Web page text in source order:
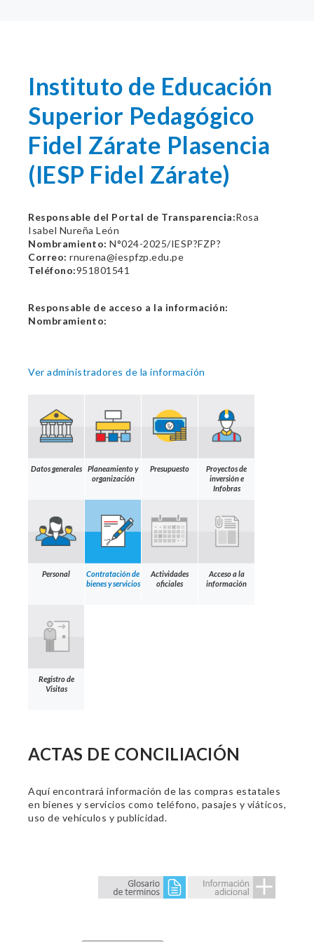
Instituto de Educación
Superior Pedagógico
Fidel Zárate Plasencia
(IESP Fidel Zárate)
Responsable del Portal de Transparencia:Rosa
Isabel Nureña León
Nombramiento: N°024-2025/IESP?FZP?
Correo: rnurena@iespfzp.edu.pe
Teléfono:951801541
Responsable de acceso a la información:
Nombramiento:
Ver administradores de la información
Datos generales
Planeamiento y
organización
Presupuesto
Proyectos de
inversión e
Infobras
Personal
Contratación de
bienes y servicios
Actividades
oficiales
Acceso a la
información
Registro de
Visitas
ACTAS DE CONCILIACIÓN
Aquí encontrará información de las compras estatales
en bienes y servicios como teléfono, pasajes y viáticos,
uso de vehículos y publicidad.